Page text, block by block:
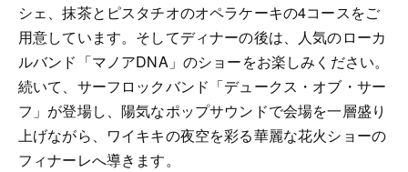
シェ、抹茶とピスタチオのオペラケーキの4コースをご
用意しています。そしてディナーの後は、人気のローカ
ルバンド「マノアDNA」のショーをお楽しみください。
続いて、サーフロックバンド「デュークス・オブ・サー
フ」が登場し、陽気なポップサウンドで会場を一層盛り
上げながら、ワイキキの夜空を彩る華麗な花火ショーの
フィナーレへ導きます。